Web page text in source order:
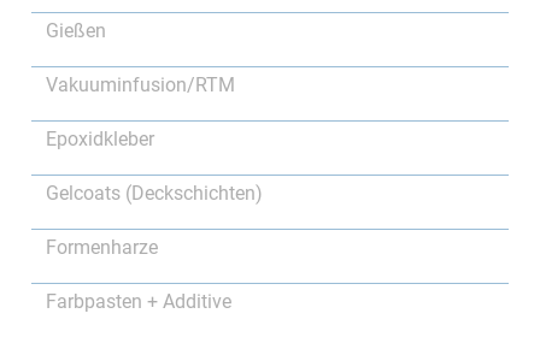
Gießen
Vakuuminfusion/RTM
Epoxidkleber
Gelcoats (Deckschichten)
Formenharze
Farbpasten + Additive